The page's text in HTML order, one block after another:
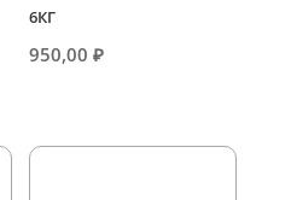
6КГ
950,00₽